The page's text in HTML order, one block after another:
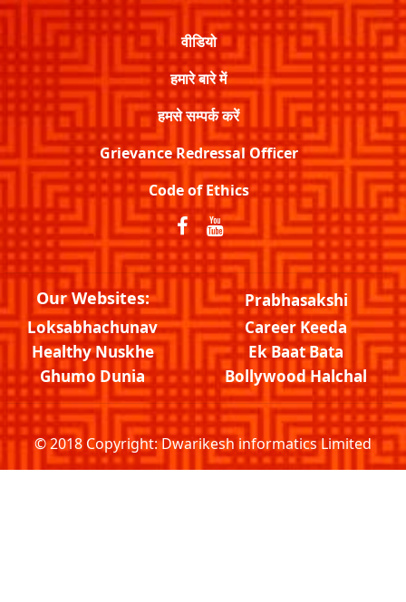
वीडियो
हमारे बारे में
हमसे सम्पर्क करें
Grievance Redressal Officer
Code of Ethics
Our Websites:
Prabhasakshi
Loksabhachunav
Career Keeda
Healthy Nuskhe
Ek Baat Bata
Ghumo Dunia
Bollywood Halchal
© 2018 Copyright:Dwarikesh informatics Limited